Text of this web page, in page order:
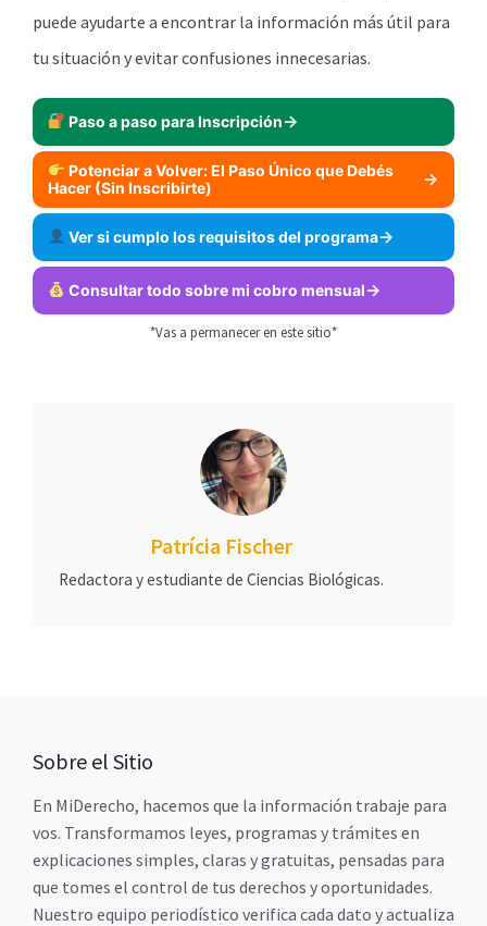
puede ayudarte a encontrar la información más útil para
tu situación y evitar confusiones innecesarias.
Paso a paso para Inscripción
Potenciar a Volver: El Paso Único que Debés
Hacer (Sin Inscribirte)
Ver si cumplo los requisitos del programa
Consultar todo sobre mi cobro mensual
*Vas a permanecer en este sitio*
Patrícia Fischer
Redactora y estudiante de Ciencias Biológicas.
Sobre el Sitio
En MiDerecho, hacemos que la información trabaje para
vos. Transformamos leyes, programas y trámites en
explicaciones simples, claras y gratuitas, pensadas para
que tomes el control de tus derechos y oportunidades.
Nuestro equipo periodístico verifica cada dato y actualiza